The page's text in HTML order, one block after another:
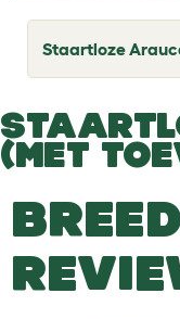
Staartloze
T
o
g
l
e
p
d
w
n
(MET